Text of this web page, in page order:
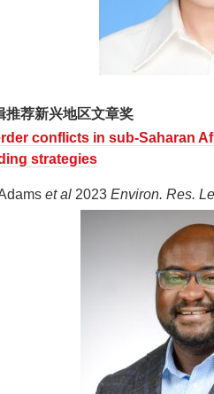
推荐新兴地区文章奖
conflicts in sub-Saharan
strategies
et al 2023 Environ. Res.